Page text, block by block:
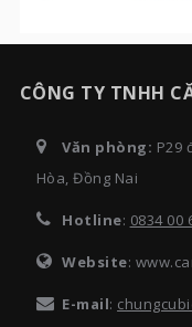
CÔNG TY TNHH
Văn phòng: P29
Hòa, Đồng Nai
Hotline: 0834 00
Website:
E-mail: